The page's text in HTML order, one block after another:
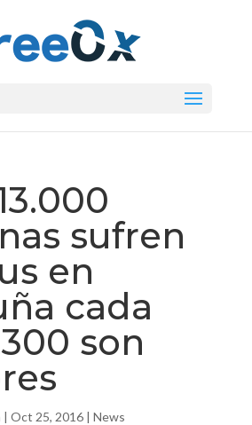
sufren
en
cada
son
| Oct 25, 2016| News